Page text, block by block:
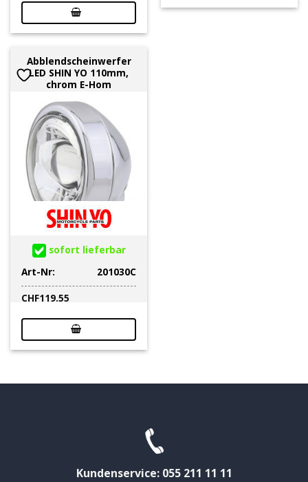
Abblendscheinwerfer
LED SHIN YO 110mm,
chrom E-Hom
sofort lieferbar
Art-Nr:
201030C
CHF119.55
Kundenservice: 055 211 11 11